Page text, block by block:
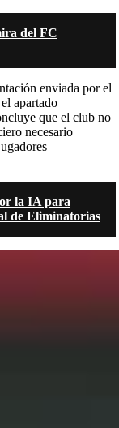
del FC
enviada por el
apartado
que el club no
necesario
la IA para
de Eliminatorias